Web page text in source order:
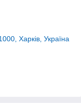
Харків, Україна